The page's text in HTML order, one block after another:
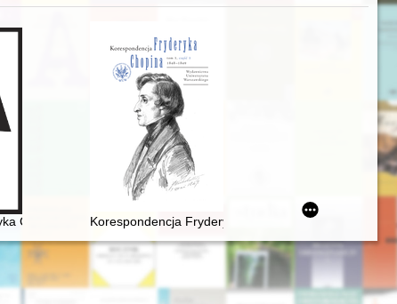
Chopina - nowe ustalenia
Chopina w warszawskiej oficynie Gebethnera i Wolffa. Studium
Korespondencja Fryderyka Chopina. T. 3 cz. 3,